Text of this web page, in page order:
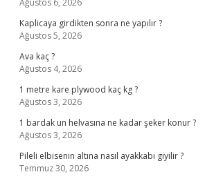
Ağustos 6, 2026
Kaplicaya girdikten sonra ne yapılır ?
Ağustos 5, 2026
Ava kaç ?
Ağustos 4, 2026
1 metre kare plywood kaç kg ?
Ağustos 3, 2026
1 bardak un helvasına ne kadar şeker konur ?
Ağustos 3, 2026
Pileli elbisenin altına nasıl ayakkabı giyilir ?
Temmuz 30, 2026